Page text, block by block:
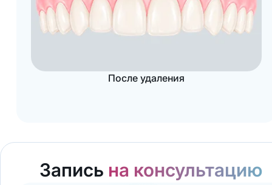
После удаления
Запись на консультацию